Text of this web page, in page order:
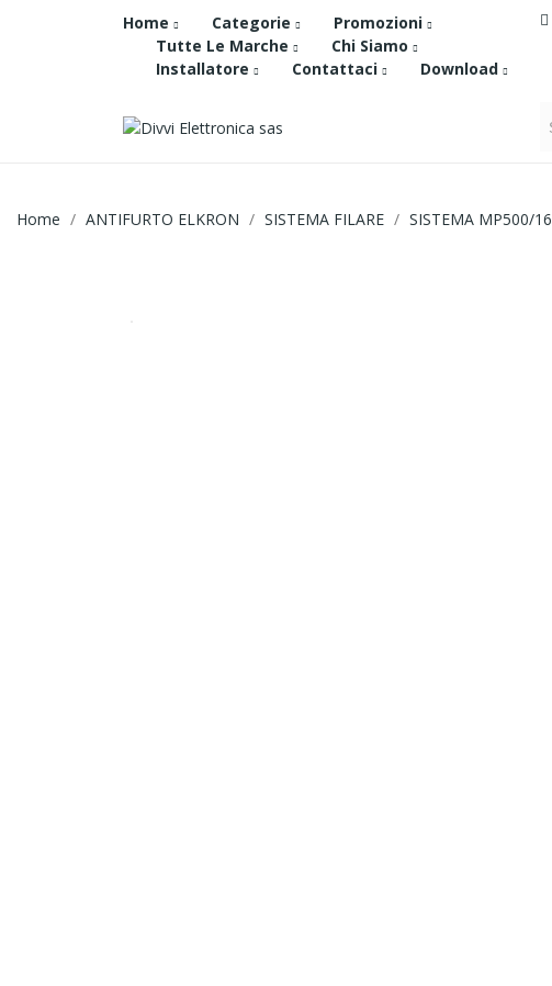
Home Categorie
Promozioni
Tutte Le Marche
Chi Siamo
Installatore
Contattaci Download
Home ANTIFURTO ELKRON SISTEMA FILARE SISTEMA MP500/16